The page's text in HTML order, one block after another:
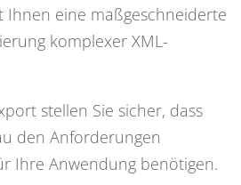
eine maßgeschneiderte
komplexer XML-
stellen Sie sicher, dass
den Anforderungen
Ihre Anwendung benötigen.